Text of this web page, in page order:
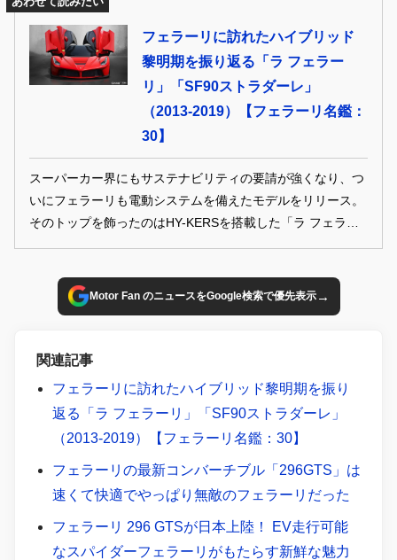
フェラーリに訪れたハイブリッド
黎明期を振り返る「ラ フェラー
リ」「SF90ストラダーレ」
（2013-2019）【フェラーリ名鑑：
30】
スーパーカー界にもサステナビリティの要請が強くなり、つ
いにフェラーリも電動システムを備えたモデルをリリース。
そのトップを飾ったのはHY-KERSを搭載した「ラ フェラー
Motor Fan のニュースをGoogle検索で優先表示→
関連記事
フェラーリに訪れたハイブリッド黎明期を振り
返る「ラ フェラーリ」「SF90ストラダーレ」
（2013-2019）【フェラーリ名鑑：30】
フェラーリの最新コンバーチブル「296GTS」は
速くて快適でやっぱり無敵のフェラーリだった
フェラーリ 296 GTSが日本上陸！ EV走行可能
なスパイダーフェラーリがもたらす新鮮な魅力